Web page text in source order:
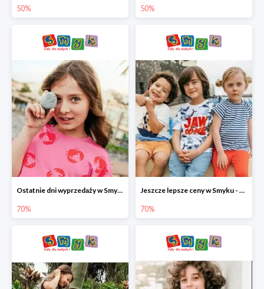
50% 50%
Ostatnie dni wyprzedaży w Smyku - ubrania i buty do -70%
70%
Jeszcze lepsze ceny w Smyku - ubrania i buty do -70%
70%